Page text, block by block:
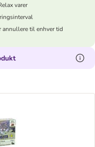
varer
til enhver tid